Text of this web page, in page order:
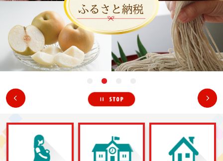
1番目を表示